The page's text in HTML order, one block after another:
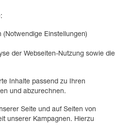
Suchen
Einstellungen)
der Webseiten-Nutzung sowie die
Inhalte passend zu Ihren
und abzurechnen.
Seite und auf Seiten von
unserer Kampagnen. Hierzu